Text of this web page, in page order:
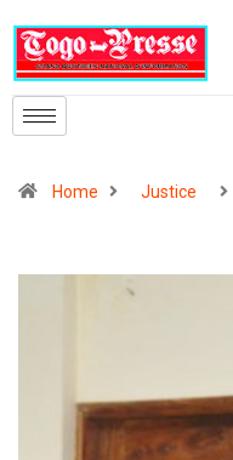
Home Justice